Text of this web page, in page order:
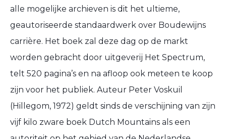
alle mogelijke archieven is dit het ultieme,
geautoriseerde standaardwerk over Boudewijns
carrière. Het boek zal deze dag op de markt
worden gebracht door uitgeverij Het Spectrum,
telt 520 pagina’s en na afloop ook meteen te koop
zijn voor het publiek. Auteur Peter Voskuil
(Hillegom, 1972) geldt sinds de verschijning van zijn
vijf kilo zware boek Dutch Mountains als een